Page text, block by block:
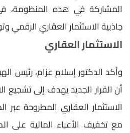
المشاركة في هذه المنظومة،
جاذبية الاستثمار العقاري الرقمي
الاستثمار العقاري
وأكد الدكتور إسلام عزام، رئيس
أن القرار الجديد يهدف إلى تشجيع
الاستثمار العقاري المطروحة عبر
مع تخفيف الأعباء المالية على